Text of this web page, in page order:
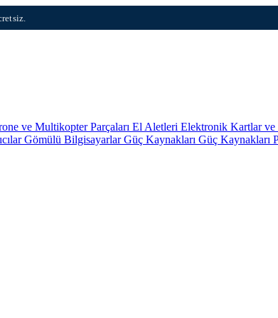
ve Multikopter Parçaları El Aletleri Elektronik Kartlar
Gömülü BilgisayarlarGüç Kaynakları Güç Kaynakları